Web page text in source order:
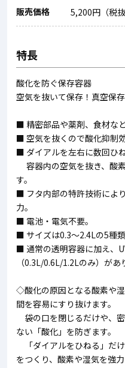
販売価格 5,200円（税抜
特長
酸化を防ぐ保存容器
空気を抜いて保存！真空保
■ 精密部品や薬剤、食材な
■ 空気を抜くので酸化抑制効
■ ダイアルを左右に数回ひ
容器内の空気を抜き、酸
す。
■ フタ内部の特許技術によ
力。
■ 電池・電気不要。
■ サイズは0.3～2.4Lの5種類
■ 通常の透明容器に加え、
（0.3L/0.6L/1.2Lのみ）があ
◇酸化の原因となる酸素や
間を容易にすり抜けます。
袋の口を閉じるだけや、
ない「酸化」を防ぎます。
「ダイアルをひねる」だ
をつくり、酸素や湿気を強力